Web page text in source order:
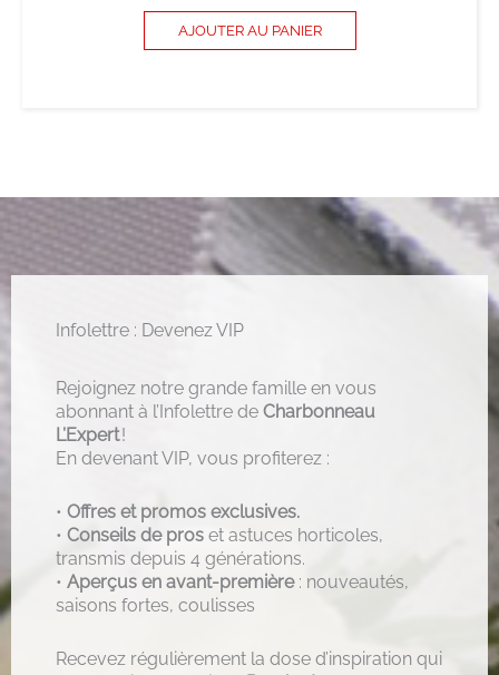
AJOUTER AU PANIER
Infolettre : Devenez VIP
Rejoignez notre grande famille en vous
abonnant à l’Infolettre de Charbonneau
L’Expert!
En devenant VIP, vous profiterez :
• Offres et promos exclusives.
• Conseils de pros et astuces horticoles,
transmis depuis 4 générations.
• Aperçus en avant-première: nouveautés,
saisons fortes, coulisses
Recevez régulièrement la dose d’inspiration qui